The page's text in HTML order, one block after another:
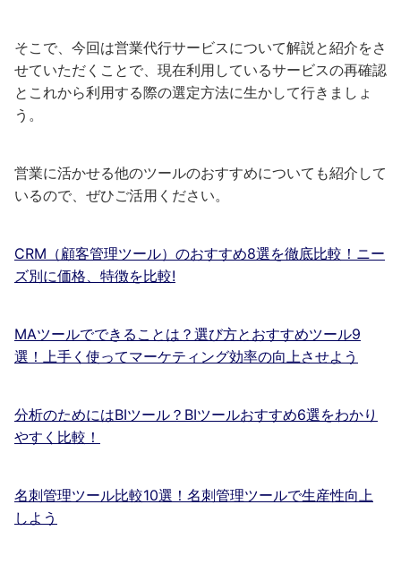
そこで、今回は営業代行サービスについて解説と紹介をさ
せていただくことで、現在利用しているサービスの再確認
とこれから利用する際の選定方法に生かして行きましょ
う。
営業に活かせる他のツールのおすすめについても紹介して
いるので、ぜひご活用ください。
CRM（顧客管理ツール）のおすすめ8選を徹底比較！ニー
ズ別に価格、特徴を比較!
MAツールでできることは？選び方とおすすめツール9
選！上手く使ってマーケティング効率の向上させよう
分析のためにはBIツール？BIツールおすすめ6選をわかり
やすく比較！
名刺管理ツール比較10選！名刺管理ツールで生産性向上
しよう